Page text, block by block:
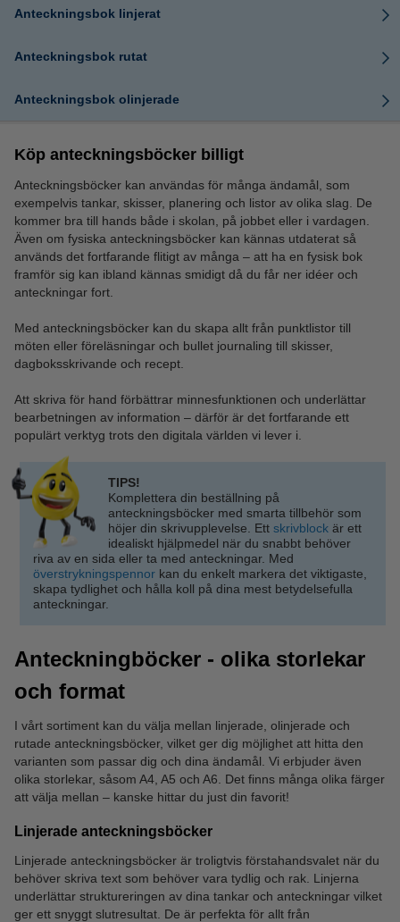
Anteckningsbok linjerat
Anteckningsbok rutat
Anteckningsbok olinjerade
Köp anteckningsböcker billigt
Anteckningsböcker kan användas för många ändamål, som
exempelvis tankar, skisser, planering och listor av olika slag. De
kommer bra till hands både i skolan, på jobbet eller i vardagen.
Även om fysiska anteckningsböcker kan kännas utdaterat så
används det fortfarande flitigt av många – att ha en fysisk bok
framför sig kan ibland kännas smidigt då du får ner idéer och
anteckningar fort.
Med anteckningsböcker kan du skapa allt från punktlistor till
möten eller föreläsningar och bullet journaling till skisser,
dagboksskrivande och recept.
Att skriva för hand förbättrar minnesfunktionen och underlättar
bearbetningen av information – därför är det fortfarande ett
populärt verktyg trots den digitala världen vi lever i.
TIPS!
Komplettera din beställning på
anteckningsböcker med smarta tillbehör som
höjer din skrivupplevelse. Ett skrivblock är ett
idealiskt hjälpmedel när du snabbt behöver
riva av en sida eller ta med anteckningar. Med
överstrykningspennor kan du enkelt markera det viktigaste,
skapa tydlighet och hålla koll på dina mest betydelsefulla
anteckningar.
Anteckningböcker - olika storlekar
och format
I vårt sortiment kan du välja mellan linjerade, olinjerade och
rutade anteckningsböcker, vilket ger dig möjlighet att hitta den
varianten som passar dig och dina ändamål. Vi erbjuder även
olika storlekar, såsom A4, A5 och A6. Det finns många olika färger
att välja mellan – kanske hittar du just din favorit!
Linjerade anteckningsböcker
Linjerade anteckningsböcker är troligtvis förstahandsvalet när du
behöver skriva text som behöver vara tydlig och rak. Linjerna
underlättar struktureringen av dina tankar och anteckningar vilket
ger ett snyggt slutresultat. De är perfekta för allt från